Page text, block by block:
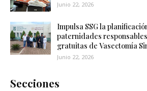
Junio 22, 2026
Impulsa SSG la
paternidades
gratuitas de Vasectomía
Junio 22, 2026
Secciones